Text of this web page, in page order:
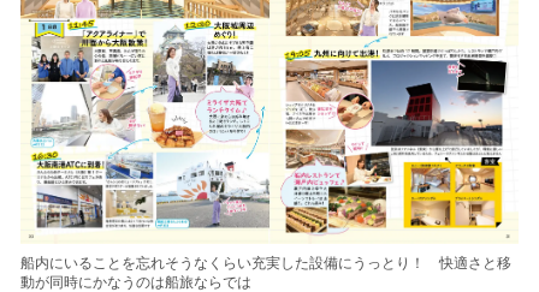
船内にいることを忘れそうなくらい充実した設備にうっとり！ 快適さと移
動が同時にかなうのは船旅ならでは